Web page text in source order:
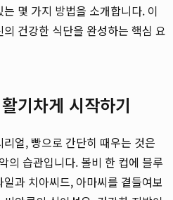
몇 가지 방법을 소개합니다. 이
건강한 식단을 완성하는 핵심 요
기차게 시작하기
얼, 빵으로 간단히 때우는 것은
의 습관입니다. 볼비 한 컵에 블루
과 치아씨드, 아마씨를 곁들여보